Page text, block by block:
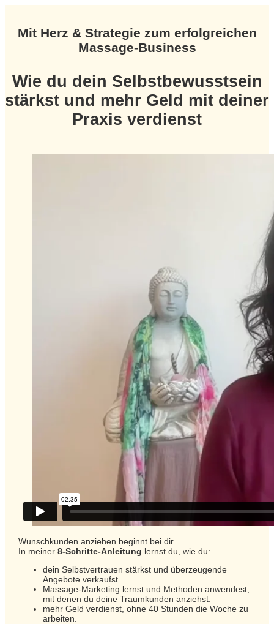
Mit Herz & Strategie zum erfolgreichen
Massage-Business
Wie du dein Selbstbewusstsein
stärkst und mehr Geld mit deiner
Praxis verdienst
Wunschkunden anziehen beginnt bei dir.
In meiner 8-Schritte-Anleitung lernst du, wie du:
dein Selbstvertrauen stärkst und überzeugende
Angebote verkaufst.
Massage-Marketing lernst und Methoden anwendest,
mit denen du deine Traumkunden anziehst.
mehr Geld verdienst, ohne 40 Stunden die Woche zu
arbeiten.